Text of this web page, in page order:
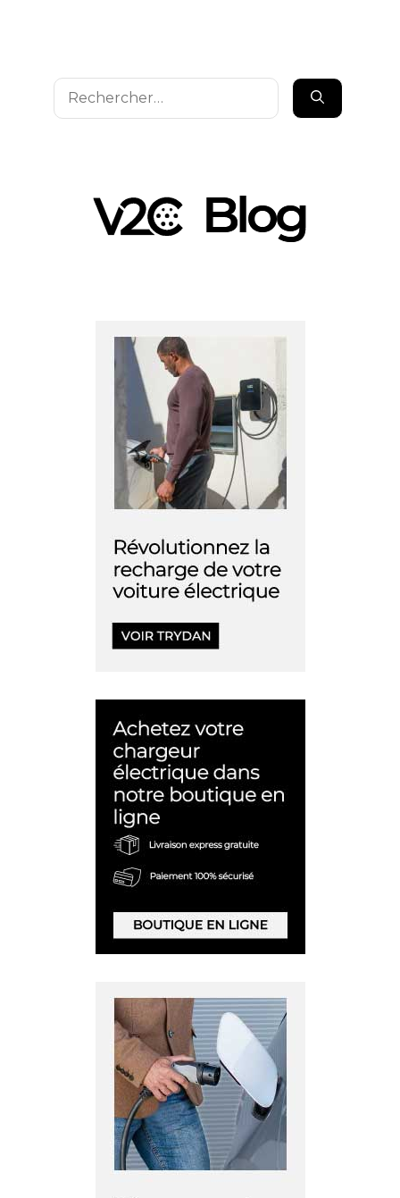
Rechercher :